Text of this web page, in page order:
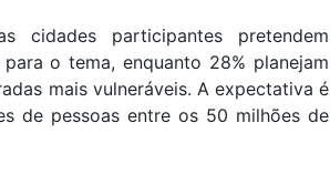
cidades participantes pretendem
o tema, enquanto 28% planejam
mais vulneráveis. A expectativa é
de pessoas entre os 50 milhões de